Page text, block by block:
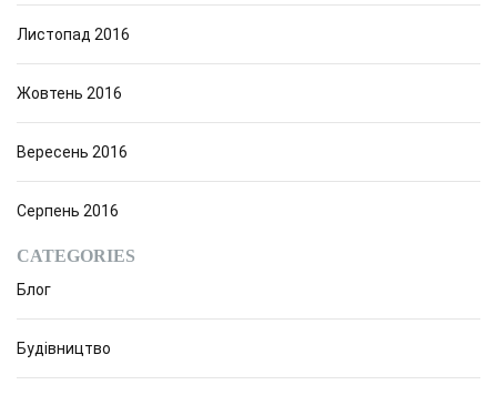
Листопад 2016
Жовтень 2016
Вересень 2016
Серпень 2016
CATEGORIES
Блог
Будівництво